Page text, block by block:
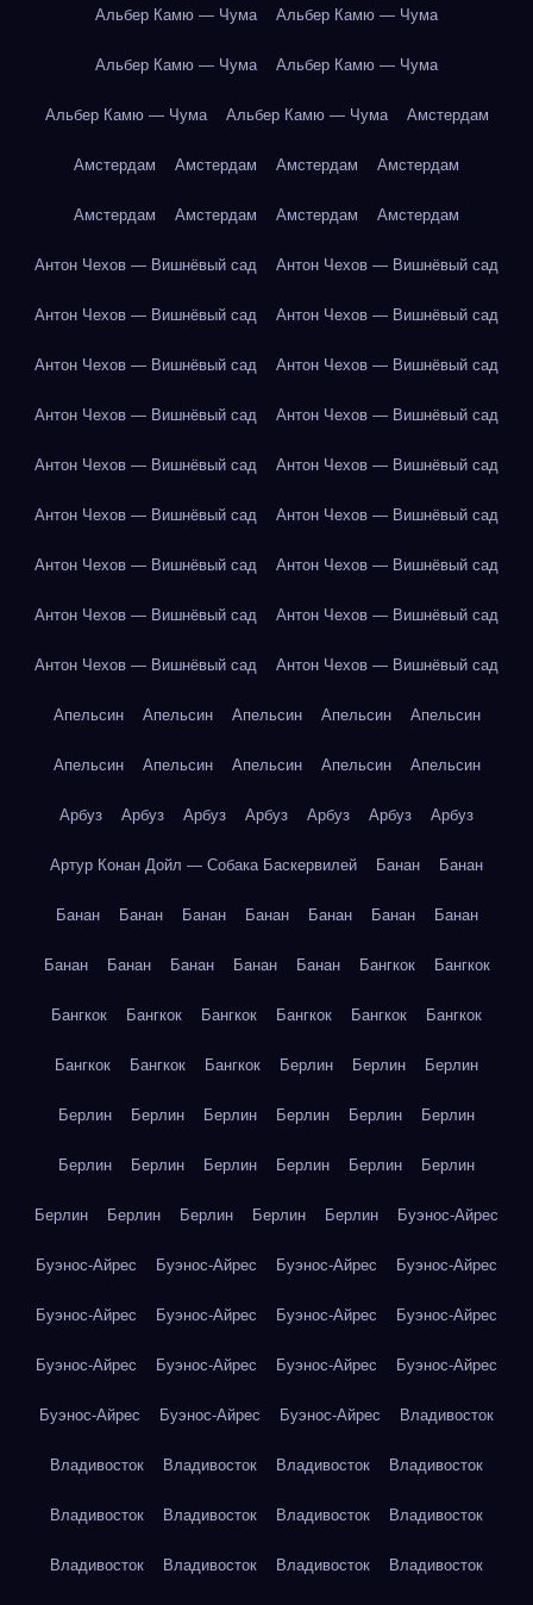
Альбер Камю — Чума Альбер Камю — Чума
Альбер Камю — Чума Альбер Камю — Чума
Альбер Камю — Чума Альбер Камю — Чума Амстердам
Амстердам Амстердам Амстердам Амстердам
Амстердам Амстердам Амстердам Амстердам
Антон Чехов — Вишнёвый сад Антон Чехов — Вишнёвый сад
Антон Чехов — Вишнёвый сад Антон Чехов — Вишнёвый сад
Антон Чехов — Вишнёвый сад Антон Чехов — Вишнёвый сад
Антон Чехов — Вишнёвый сад Антон Чехов — Вишнёвый сад
Антон Чехов — Вишнёвый сад Антон Чехов — Вишнёвый сад
Антон Чехов — Вишнёвый сад Антон Чехов — Вишнёвый сад
Антон Чехов — Вишнёвый сад Антон Чехов — Вишнёвый сад
Антон Чехов — Вишнёвый сад Антон Чехов — Вишнёвый сад
Антон Чехов — Вишнёвый сад Антон Чехов — Вишнёвый сад
Апельсин Апельсин Апельсин Апельсин Апельсин
Апельсин Апельсин Апельсин Апельсин Апельсин
Арбуз Арбуз Арбуз Арбуз Арбуз Арбуз Арбуз
Артур Конан Дойл — Собака Баскервилей Банан Банан
Банан Банан Банан Банан Банан Банан Банан
Банан Банан Банан Банан Банан Бангкок Бангкок
Бангкок Бангкок Бангкок Бангкок Бангкок Бангкок
Бангкок Бангкок Бангкок Берлин Берлин Берлин
Берлин Берлин Берлин Берлин Берлин Берлин
Берлин Берлин Берлин Берлин Берлин Берлин
Берлин Берлин Берлин Берлин Берлин Буэнос-Айрес
Буэнос-Айрес Буэнос-Айрес Буэнос-Айрес Буэнос-Айрес
Буэнос-Айрес Буэнос-Айрес Буэнос-Айрес Буэнос-Айрес
Буэнос-Айрес Буэнос-Айрес Буэнос-Айрес Буэнос-Айрес
Буэнос-Айрес Буэнос-Айрес Буэнос-Айрес Владивосток
Владивосток Владивосток Владивосток Владивосток
Владивосток Владивосток Владивосток Владивосток
Владивосток Владивосток Владивосток Владивосток